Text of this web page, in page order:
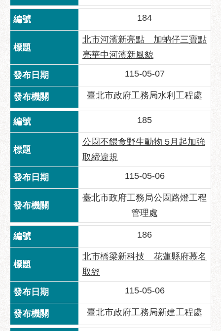
園
地
民
務
道
路
挖
掘
訊
聯
合
發
包
心
獎
勵
補
助
專
區
網
184
北市河濱新亮點 加蚋仔三寶點
亮華中河濱新風貌
115-05-07
臺北市政府工務局水利工程處
185
公園不餵食野生動物 5月起加強
取締違規
115-05-06
臺北市政府工務局公園路燈工程
管理處
186
北市橋梁新科技 花蓮縣府慕名
取經
115-05-06
臺北市政府工務局新建工程處